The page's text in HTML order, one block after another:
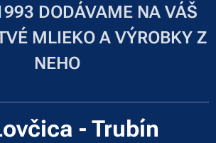
DODÁVAME NA VÁŠ
MLIEKO A VÝROBKY Z
NEHO
- Trubín